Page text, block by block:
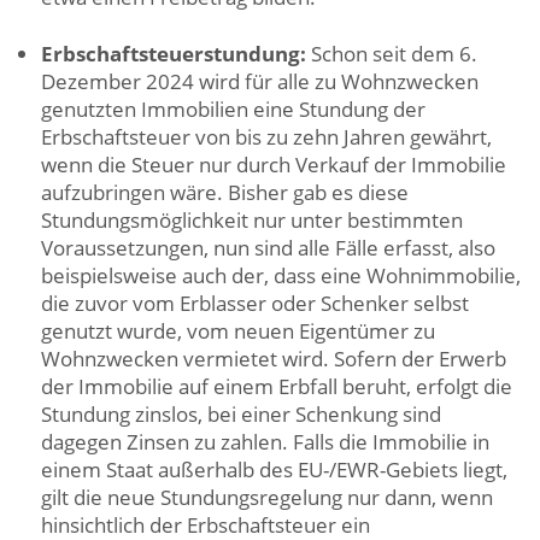
Erbschaftsteuerstundung: Schon seit dem 6.
Dezember 2024 wird für alle zu Wohnzwecken
genutzten Immobilien eine Stundung der
Erbschaftsteuer von bis zu zehn Jahren gewährt,
wenn die Steuer nur durch Verkauf der Immobilie
aufzubringen wäre. Bisher gab es diese
Stundungsmöglichkeit nur unter bestimmten
Voraussetzungen, nun sind alle Fälle erfasst, also
beispielsweise auch der, dass eine Wohnimmobilie,
die zuvor vom Erblasser oder Schenker selbst
genutzt wurde, vom neuen Eigentümer zu
Wohnzwecken vermietet wird. Sofern der Erwerb
der Immobilie auf einem Erbfall beruht, erfolgt die
Stundung zinslos, bei einer Schenkung sind
dagegen Zinsen zu zahlen. Falls die Immobilie in
einem Staat außerhalb des EU-/EWR-Gebiets liegt,
gilt die neue Stundungsregelung nur dann, wenn
hinsichtlich der Erbschaftsteuer ein